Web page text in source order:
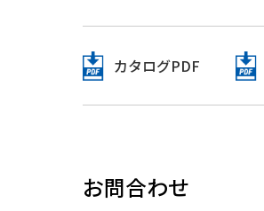
カタログPDF
お問合わせ